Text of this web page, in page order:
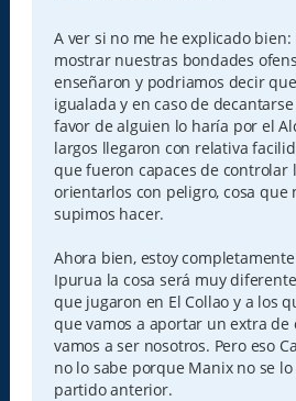
s
a
j
e
A ver si no me he explicado
mostrar nuestras bondades
enseñaron y podriamos decir
igualada y en caso de
favor de alguien lo haría por el
largos llegaron con relativa
que fueron capaces de controlar
orientarlos con peligro, cosa que
supimos hacer.
Ahora bien, estoy
Ipurua la cosa será muy
que jugaron en El Collao y a los
que vamos a aportar un extra de
vamos a ser nosotros. Pero eso
no lo sabe porque Manix no se
partido anterior.